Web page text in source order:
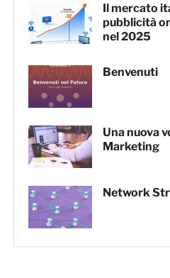
Il mercato
pubblicità
nel 2025
Benvenuti
Una nuova
Marketing
Network